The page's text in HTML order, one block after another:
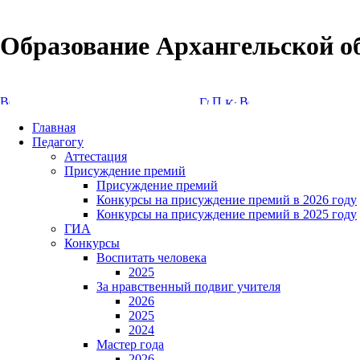
Образование Архангельской
Главная
Педагогу
Аттестация
Присуждение премий
Присуждение премий
Конкурсы на присуждение премий в 2026 году
Конкурсы на присуждение премий в 2025 году
ГИА
Конкурсы
Воспитать человека
2025
За нравственный подвиг учителя
2026
2025
2024
Мастер года